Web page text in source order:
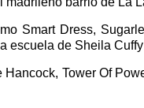
Smart Dress,
escuela de Sheila
Tower Of